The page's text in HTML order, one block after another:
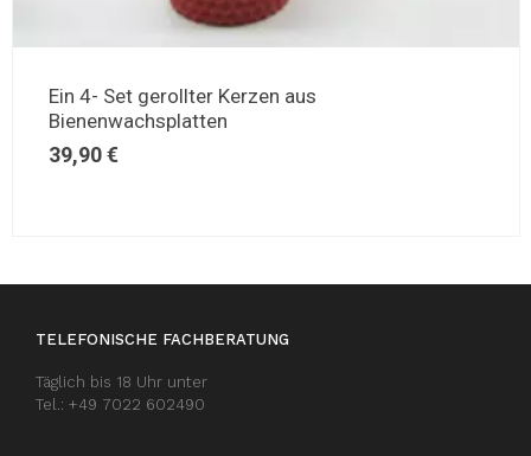
Ein 4- Set gerollter Kerzen aus
Bienenwachsplatten
39,90€
TELEFONISCHE FACHBERATUNG
Täglich bis 18 Uhr unter
Tel.: +49 7022 602490